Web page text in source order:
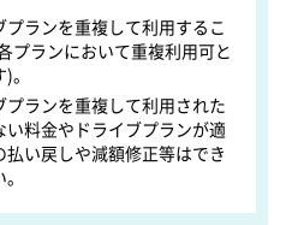
ランを重複して利用するこ
プランにおいて重複利用可と
ランを重複して利用された
料金やドライブプランが適
い戻しや減額修正等はでき